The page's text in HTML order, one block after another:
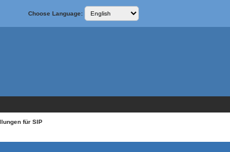
Choose Language:
für SIP